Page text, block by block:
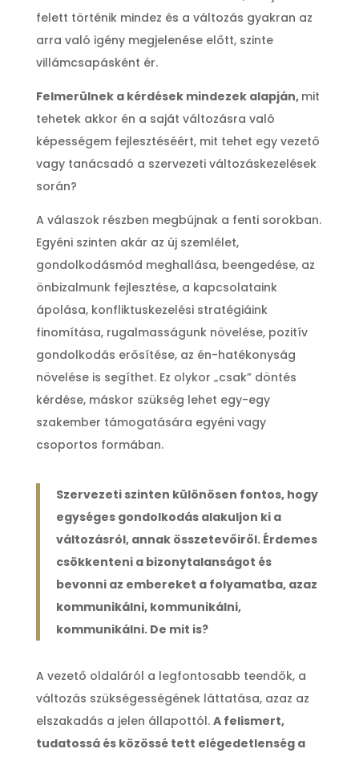
felett történik mindez és a változás gyakran az
arra való igény megjelenése előtt, szinte
villámcsapásként ér.
Felmerülnek a kérdések mindezek alapján, mit
tehetek akkor én a saját változásra való
képességem fejlesztéséért, mit tehet egy vezető
vagy tanácsadó a szervezeti változáskezelések
során?
A válaszok részben megbújnak a fenti sorokban.
Egyéni szinten akár az új szemlélet,
gondolkodásmód meghallása, beengedése, az
önbizalmunk fejlesztése, a kapcsolataink
ápolása, konfliktuskezelési stratégiáink
finomítása, rugalmasságunk növelése, pozitív
gondolkodás erősítése, az én-hatékonyság
növelése is segíthet. Ez olykor „csak” döntés
kérdése, máskor szükség lehet egy-egy
szakember támogatására egyéni vagy
csoportos formában.
Szervezeti szinten különösen fontos, hogy
egységes gondolkodás alakuljon ki a
változásról, annak összetevőiről. Érdemes
csökkenteni a bizonytalanságot és
bevonni az embereket a folyamatba, azaz
kommunikálni, kommunikálni,
kommunikálni. De mit is?
A vezető oldaláról a legfontosabb teendők, a
változás szükségességének láttatása, azaz az
elszakadás a jelen állapottól. A felismert,
tudatossá és közössé tett elégedetlenség a